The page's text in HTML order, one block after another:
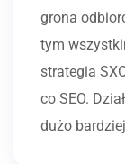
grona
tym
strategia
co SEO.
dużo